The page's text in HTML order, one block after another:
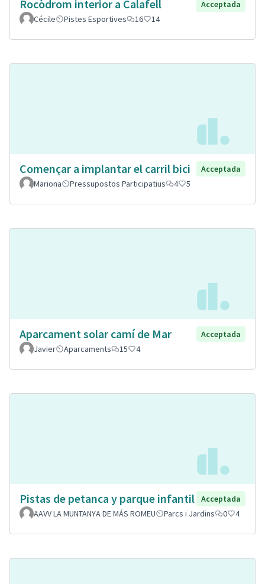
Rocòdrom interior a Calafell
Acceptada
Cécile
Pistes Esportives 16 14
Començar a implantar el carril bici
Acceptada
Mariona
Pressupostos Participatius 4 5
Aparcament solar camí de Mar
Acceptada
Javier
Aparcaments 15 4
Pistas de petanca y parque infantil
Acceptada
AAVV LA MUNTANYA DE MÁS ROMEU
Parcs i Jardins 0 4